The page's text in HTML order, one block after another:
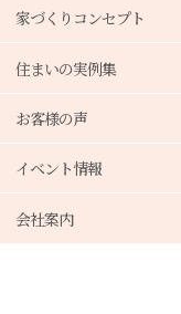
家づくりコンセプト
住まいの実例集
お客様の声
イベント情報
会社案内